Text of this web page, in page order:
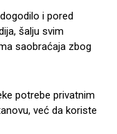
i pored
šalju svim
saobraćaja zbog
potrebe privatnim
već da koriste